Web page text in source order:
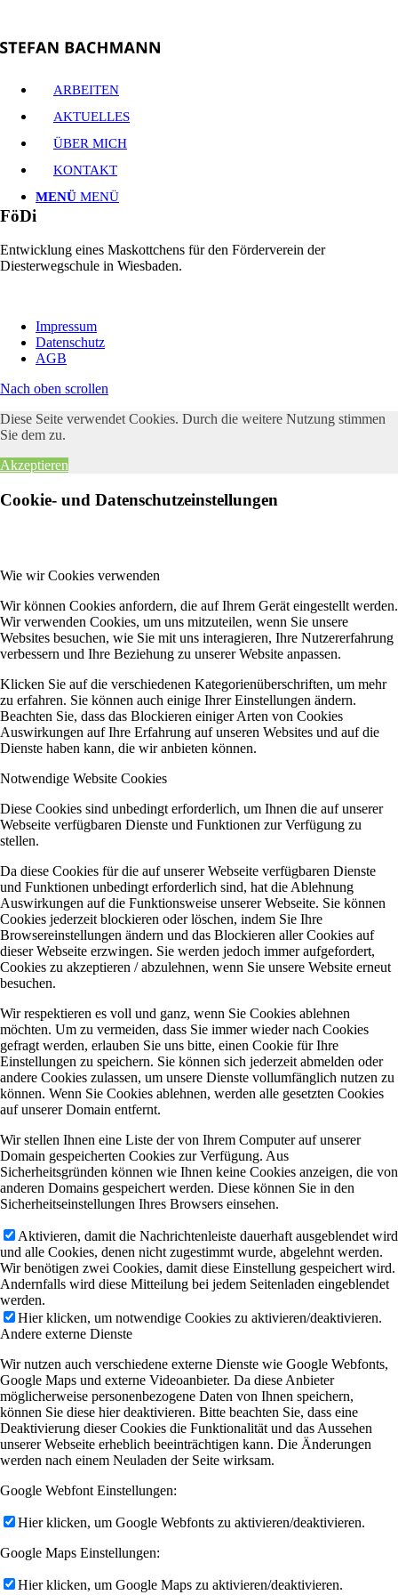
ARBEITEN
AKTUELLES
ÜBER MICH
KONTAKT
MENÜ MENÜ
FöDi
Entwicklung eines Maskottchens für den Förderverein der
Diesterwegschule in Wiesbaden.
Impressum
Datenschutz
AGB
Nach oben scrollen
Diese Seite verwendet Cookies. Durch die weitere Nutzung stimmen
Sie dem zu.
Akzeptieren
Cookie- und Datenschutzeinstellungen
Wie wir Cookies verwenden
Wir können Cookies anfordern, die auf Ihrem Gerät eingestellt werden.
Wir verwenden Cookies, um uns mitzuteilen, wenn Sie unsere
Websites besuchen, wie Sie mit uns interagieren, Ihre Nutzererfahrung
verbessern und Ihre Beziehung zu unserer Website anpassen.
Klicken Sie auf die verschiedenen Kategorienüberschriften, um mehr
zu erfahren. Sie können auch einige Ihrer Einstellungen ändern.
Beachten Sie, dass das Blockieren einiger Arten von Cookies
Auswirkungen auf Ihre Erfahrung auf unseren Websites und auf die
Dienste haben kann, die wir anbieten können.
Notwendige Website Cookies
Diese Cookies sind unbedingt erforderlich, um Ihnen die auf unserer
Webseite verfügbaren Dienste und Funktionen zur Verfügung zu
stellen.
Da diese Cookies für die auf unserer Webseite verfügbaren Dienste
und Funktionen unbedingt erforderlich sind, hat die Ablehnung
Auswirkungen auf die Funktionsweise unserer Webseite. Sie können
Cookies jederzeit blockieren oder löschen, indem Sie Ihre
Browsereinstellungen ändern und das Blockieren aller Cookies auf
dieser Webseite erzwingen. Sie werden jedoch immer aufgefordert,
Cookies zu akzeptieren / abzulehnen, wenn Sie unsere Website erneut
besuchen.
Wir respektieren es voll und ganz, wenn Sie Cookies ablehnen
möchten. Um zu vermeiden, dass Sie immer wieder nach Cookies
gefragt werden, erlauben Sie uns bitte, einen Cookie für Ihre
Einstellungen zu speichern. Sie können sich jederzeit abmelden oder
andere Cookies zulassen, um unsere Dienste vollumfänglich nutzen zu
können. Wenn Sie Cookies ablehnen, werden alle gesetzten Cookies
auf unserer Domain entfernt.
Wir stellen Ihnen eine Liste der von Ihrem Computer auf unserer
Domain gespeicherten Cookies zur Verfügung. Aus
Sicherheitsgründen können wie Ihnen keine Cookies anzeigen, die von
anderen Domains gespeichert werden. Diese können Sie in den
Sicherheitseinstellungen Ihres Browsers einsehen.
Aktivieren, damit die Nachrichtenleiste dauerhaft ausgeblendet wird
und alle Cookies, denen nicht zugestimmt wurde, abgelehnt werden.
Wir benötigen zwei Cookies, damit diese Einstellung gespeichert wird.
Andernfalls wird diese Mitteilung bei jedem Seitenladen eingeblendet
werden.
Hier klicken, um notwendige Cookies zu aktivieren/deaktivieren.
Andere externe Dienste
Wir nutzen auch verschiedene externe Dienste wie Google Webfonts,
Google Maps und externe Videoanbieter. Da diese Anbieter
möglicherweise personenbezogene Daten von Ihnen speichern,
können Sie diese hier deaktivieren. Bitte beachten Sie, dass eine
Deaktivierung dieser Cookies die Funktionalität und das Aussehen
unserer Webseite erheblich beeinträchtigen kann. Die Änderungen
werden nach einem Neuladen der Seite wirksam.
Google Webfont Einstellungen:
Hier klicken, um Google Webfonts zu aktivieren/deaktivieren.
Google Maps Einstellungen:
Hier klicken, um Google Maps zu aktivieren/deaktivieren.